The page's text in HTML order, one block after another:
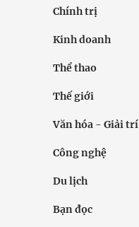
Chính trị
Kinh doanh
Thể thao
Thế giới
Văn hóa - Giải trí
Công nghệ
Du lịch
Bạn đọc